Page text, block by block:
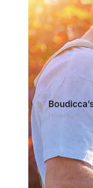
Hilversum